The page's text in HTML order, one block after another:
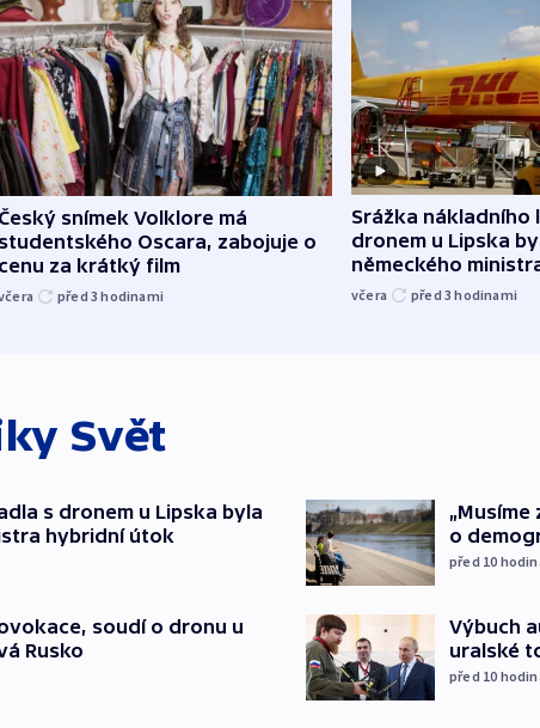
Český snímek Volklore má
studentského Oscara, zabojuje o
cenu za krátký film
před 3hodinami
Srážka nákladního
dronem u Lipska
německého
včera před 3hodinami
Svět
s dronem u Lipska byla
hybridní útok
soudí o dronu u
Rusko
o
před 10
Výbuch
uralské
před 10